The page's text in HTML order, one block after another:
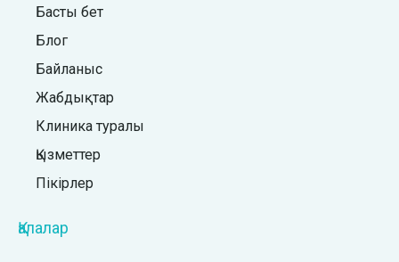
Басты бет
Блог
Байланыс
Жабдықтар
Клиника туралы
Қызметтер
Пікірлер
Қалалар